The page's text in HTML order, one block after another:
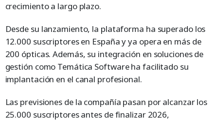
crecimiento a largo plazo.
Desde su lanzamiento, la plataforma ha superado los
12.000 suscriptores en España y ya opera en más de
200 ópticas. Además, su integración en soluciones de
gestión como Temática Software ha facilitado su
implantación en el canal profesional.
Las previsiones de la compañía pasan por alcanzar los
25.000 suscriptores antes de finalizar 2026,